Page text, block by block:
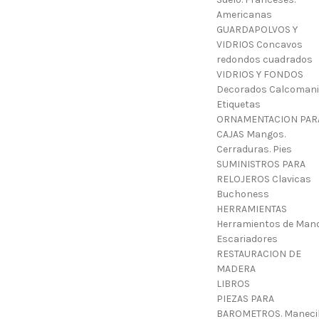
Americanas
GUARDAPOLVOS Y
VIDRIOS Concavos
redondos cuadrados
VIDRIOS Y FONDOS
Decorados
Etiquetas
ORNAMENTACION
CAJAS Mangos.
Cerraduras. Pies
SUMINISTROS PARA
RELOJEROS Clavicas
Buchoness
HERRAMIENTAS
Herramientos de
Escariadores
RESTAURACION DE
MADERA
LIBROS
PIEZAS PARA
BAROMETROS.